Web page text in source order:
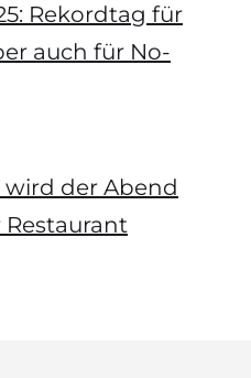
Rekordtag für
auch für No-
wird der Abend